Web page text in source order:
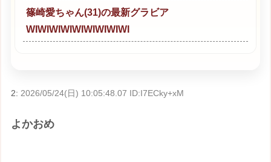
篠崎愛ちゃん(31)の最新グラビア
WIWIWIWIWIWIWIWIWI
2: 2026/05/24(日) 10:05:48.07 ID:I7ECky+xM
よかおめ